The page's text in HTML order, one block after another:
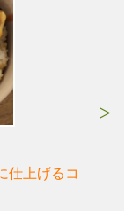
仕上げるコ